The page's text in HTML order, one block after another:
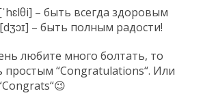
– быть всегда здоровым
– быть полным радости!
любите много болтать, то
простым “Congratulations“. Или
Congrats“😉